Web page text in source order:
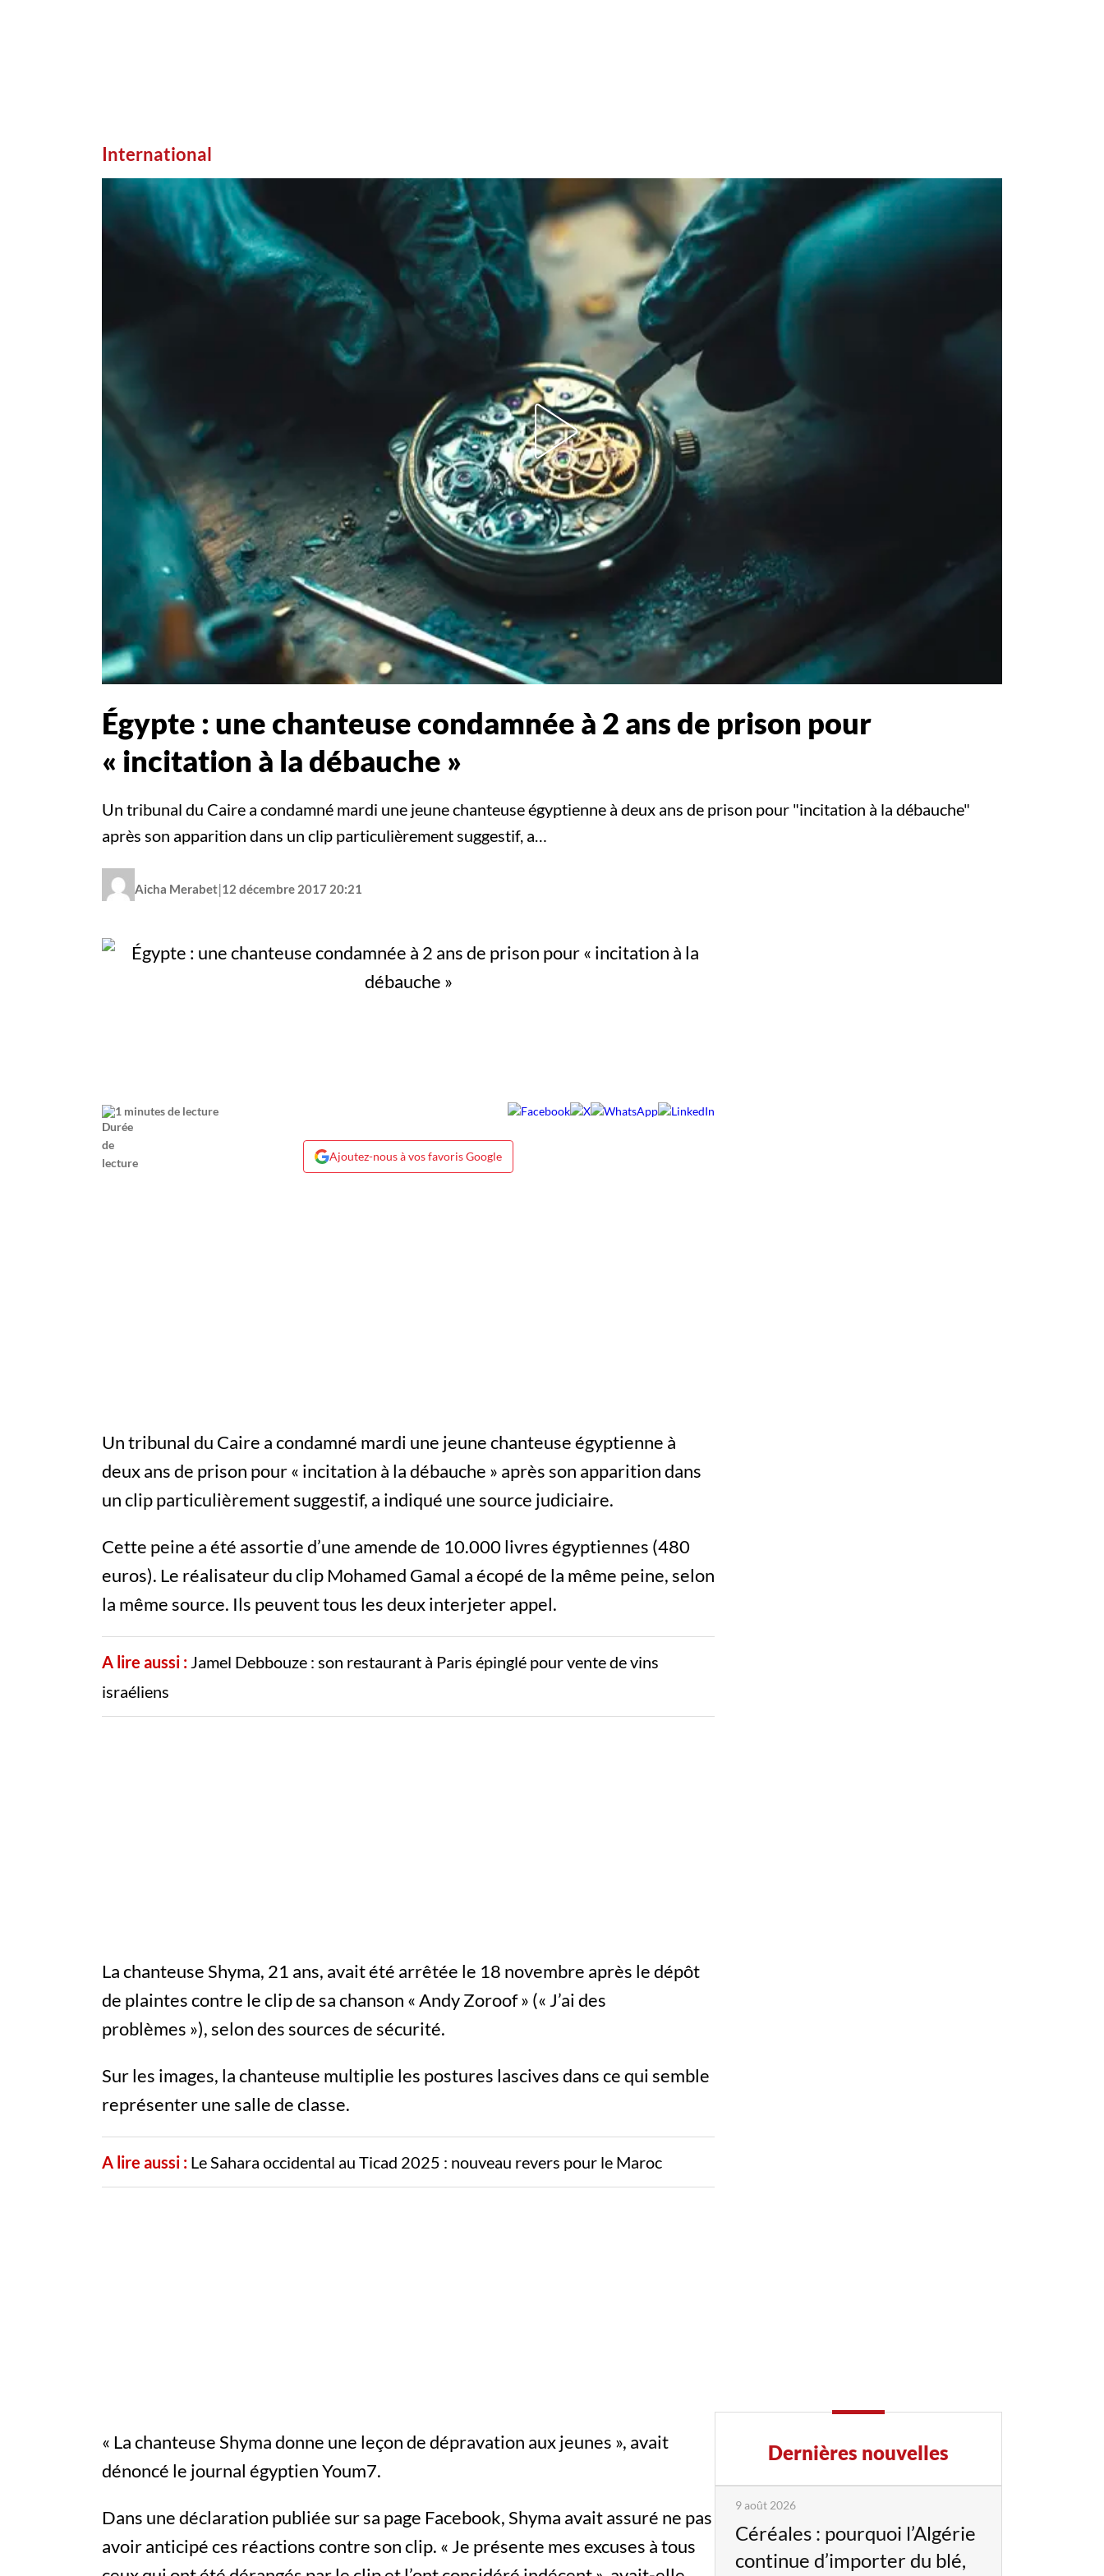
International
Égypte : une chanteuse condamnée à 2 ans de prison pour
« incitation à la débauche »
Un tribunal du Caire a condamné mardi une jeune chanteuse égyptienne à deux ans de prison pour "incitation à la débauche"
après son apparition dans un clip particulièrement suggestif, a…
Aicha Merabet|12 décembre 2017 20:21
1 minutes de lecture
Ajoutez-nous à vos favoris Google
Un tribunal du Caire a condamné mardi une jeune chanteuse égyptienne à
deux ans de prison pour « incitation à la débauche » après son apparition dans
un clip particulièrement suggestif, a indiqué une source judiciaire.
Cette peine a été assortie d’une amende de 10.000 livres égyptiennes (480
euros). Le réalisateur du clip Mohamed Gamal a écopé de la même peine, selon
la même source. Ils peuvent tous les deux interjeter appel.
A lire aussi : Jamel Debbouze : son restaurant à Paris épinglé pour vente de vins
israéliens
La chanteuse Shyma, 21 ans, avait été arrêtée le 18 novembre après le dépôt
de plaintes contre le clip de sa chanson « Andy Zoroof » (« J’ai des
problèmes »), selon des sources de sécurité.
Sur les images, la chanteuse multiplie les postures lascives dans ce qui semble
représenter une salle de classe.
A lire aussi : Le Sahara occidental au Ticad 2025 : nouveau revers pour le Maroc
« La chanteuse Shyma donne une leçon de dépravation aux jeunes », avait
dénoncé le journal égyptien Youm7.
Dans une déclaration publiée sur sa page Facebook, Shyma avait assuré ne pas
avoir anticipé ces réactions contre son clip. « Je présente mes excuses à tous
Dernières nouvelles
9 août 2026
Céréales : pourquoi l’Algérie
continue d’importer du blé,